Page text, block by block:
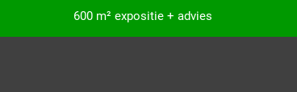
600 m² expositie + advies